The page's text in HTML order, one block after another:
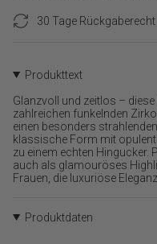
"decrease"=>"Menge
für
}}
"multiples_of"=>"Schritte
von
{{
quantity
}}",
"minimum_of"=>"Minimum
quantity
30 Tage Rückgaberecht
Produkttext
Glanzvoll und zeitlos –
zahlreichen funkelnden
einen besonders
klassische Form mit
zu einem echten Hingucker.
auch als glamouröses
Frauen, die luxuriöse
Produktdaten